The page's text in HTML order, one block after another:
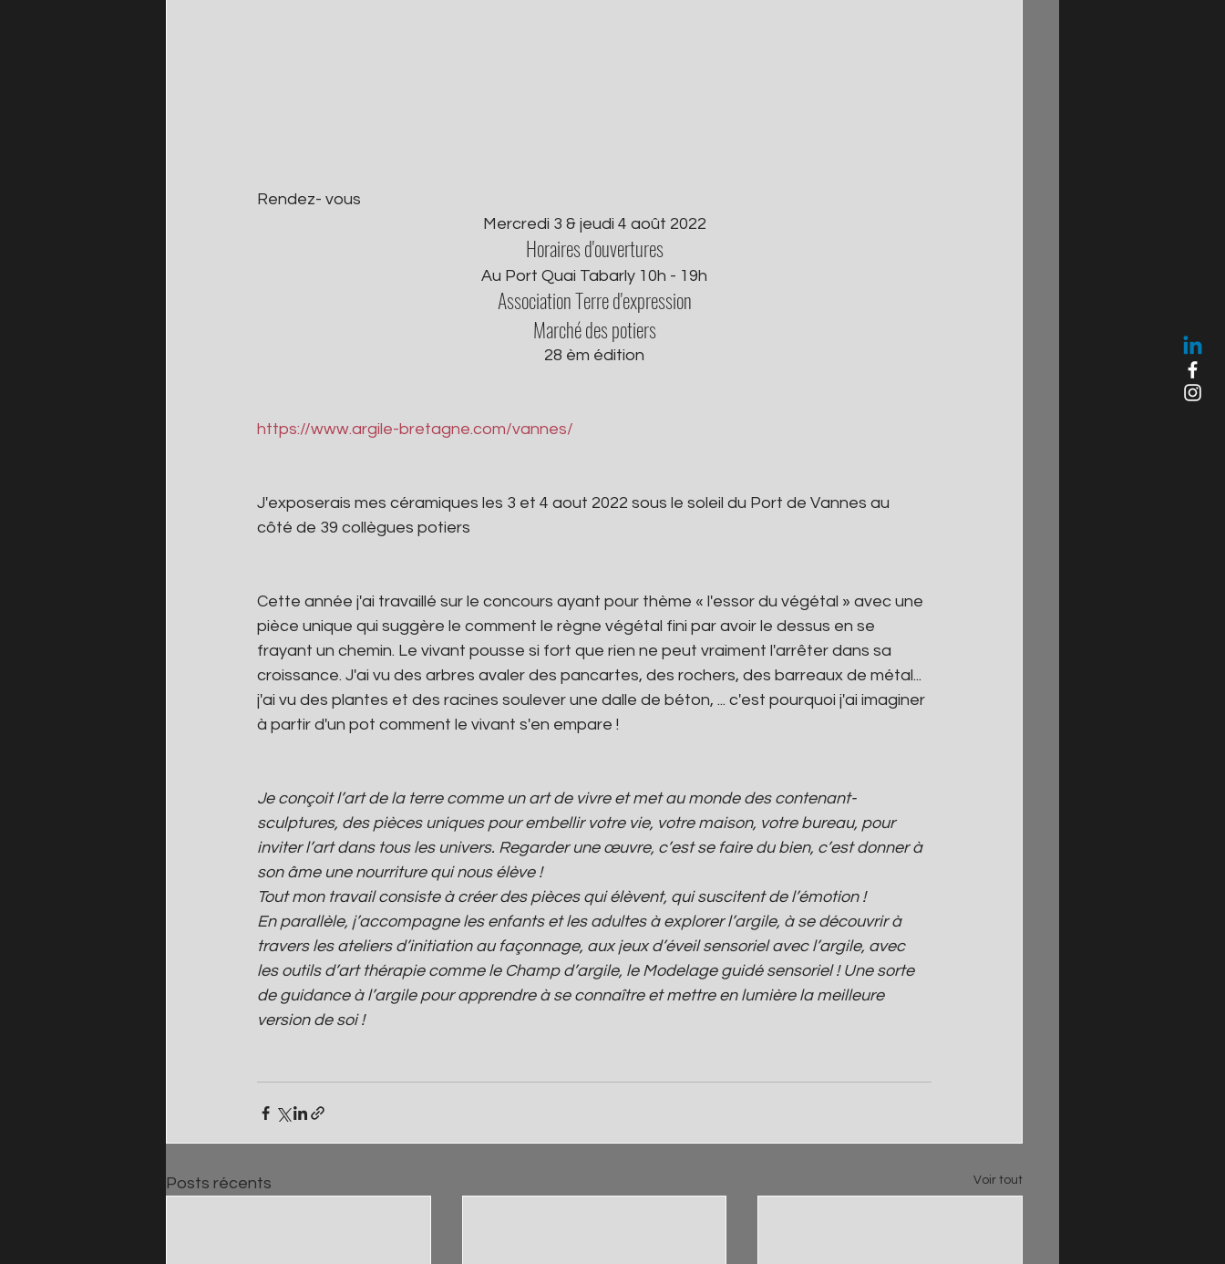
Rendez- vous
Mercredi 3 & jeudi 4 août 2022
Horaires d'ouvertures
Au Port Quai Tabarly 10h - 19h
Association Terre d'expression
Marché des potiers
28 èm édition
https://www.argile-bretagne.com/vannes/
J'exposerais mes céramiques les 3 et 4 aout 2022 sous le soleil du Port de Vannes au
côté de 39 collègues potiers
Cette année j'ai travaillé sur le concours ayant pour thème « l'essor du végétal » avec une
pièce unique qui suggère le comment le règne végétal fini par avoir le dessus en se
frayant un chemin. Le vivant pousse si fort que rien ne peut vraiment l'arrêter dans sa
croissance. J'ai vu des arbres avaler des pancartes, des rochers, des barreaux de métal...
j'ai vu des plantes et des racines soulever une dalle de béton, ... c'est pourquoi j'ai imaginer
à partir d'un pot comment le vivant s'en empare !
Je conçoit l’art de la terre comme un art de vivre et met au monde des contenant-
sculptures, des pièces uniques pour embellir votre vie, votre maison, votre bureau, pour
inviter l’art dans tous les univers. Regarder une œuvre, c’est se faire du bien, c’est donner à
son âme une nourriture qui nous élève !
Tout mon travail consiste à créer des pièces qui élèvent, qui suscitent de l’émotion !
En parallèle, j’accompagne les enfants et les adultes à explorer l’argile, à se découvrir à
travers les ateliers d’initiation au façonnage, aux jeux d’éveil sensoriel avec l’argile, avec
les outils d’art thérapie comme le Champ d’argile, le Modelage guidé sensoriel ! Une sorte
de guidance à l’argile pour apprendre à se connaître et mettre en lumière la meilleure
version de soi !
Posts récents Voir tout